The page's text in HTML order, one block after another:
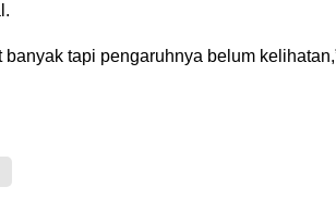
tapi pengaruhnya belum